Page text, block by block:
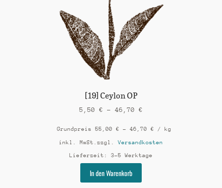
Die
Optionen
[19] Ceylon OP
5,50 € – 46,70 €
Grundpreis 55,00 € – 46,70 € / kg
inkl. MwSt. zzgl.Versandkosten
Lieferzeit: 3-5 Werktage
In den Warenkorb